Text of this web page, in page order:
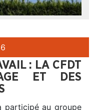
: LA CFDT
ET DES
participé au groupe